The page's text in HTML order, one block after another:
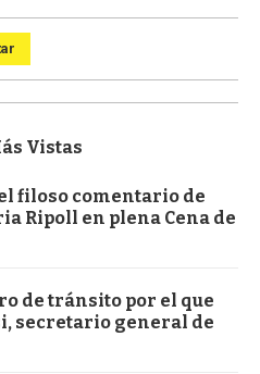
Vistas
filoso comentario de
Ripoll en plena Cena de
de tránsito por el que
secretario general de